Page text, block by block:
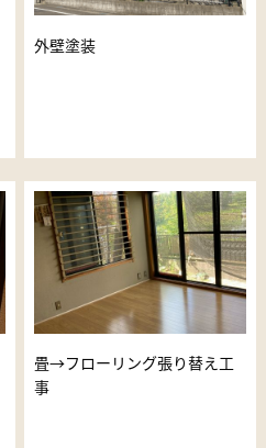
外壁塗装
畳→フローリング張り替え工
事